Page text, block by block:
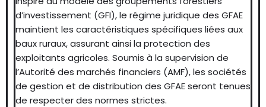
d’investissement (GFI), le régime juridique des GFAE
maintient les caractéristiques spécifiques liées aux
baux ruraux, assurant ainsi la protection des
exploitants agricoles. Soumis à la supervision de
l’Autorité des marchés financiers (AMF), les sociétés
de gestion et de distribution des GFAE seront tenues
de respecter des normes strictes.